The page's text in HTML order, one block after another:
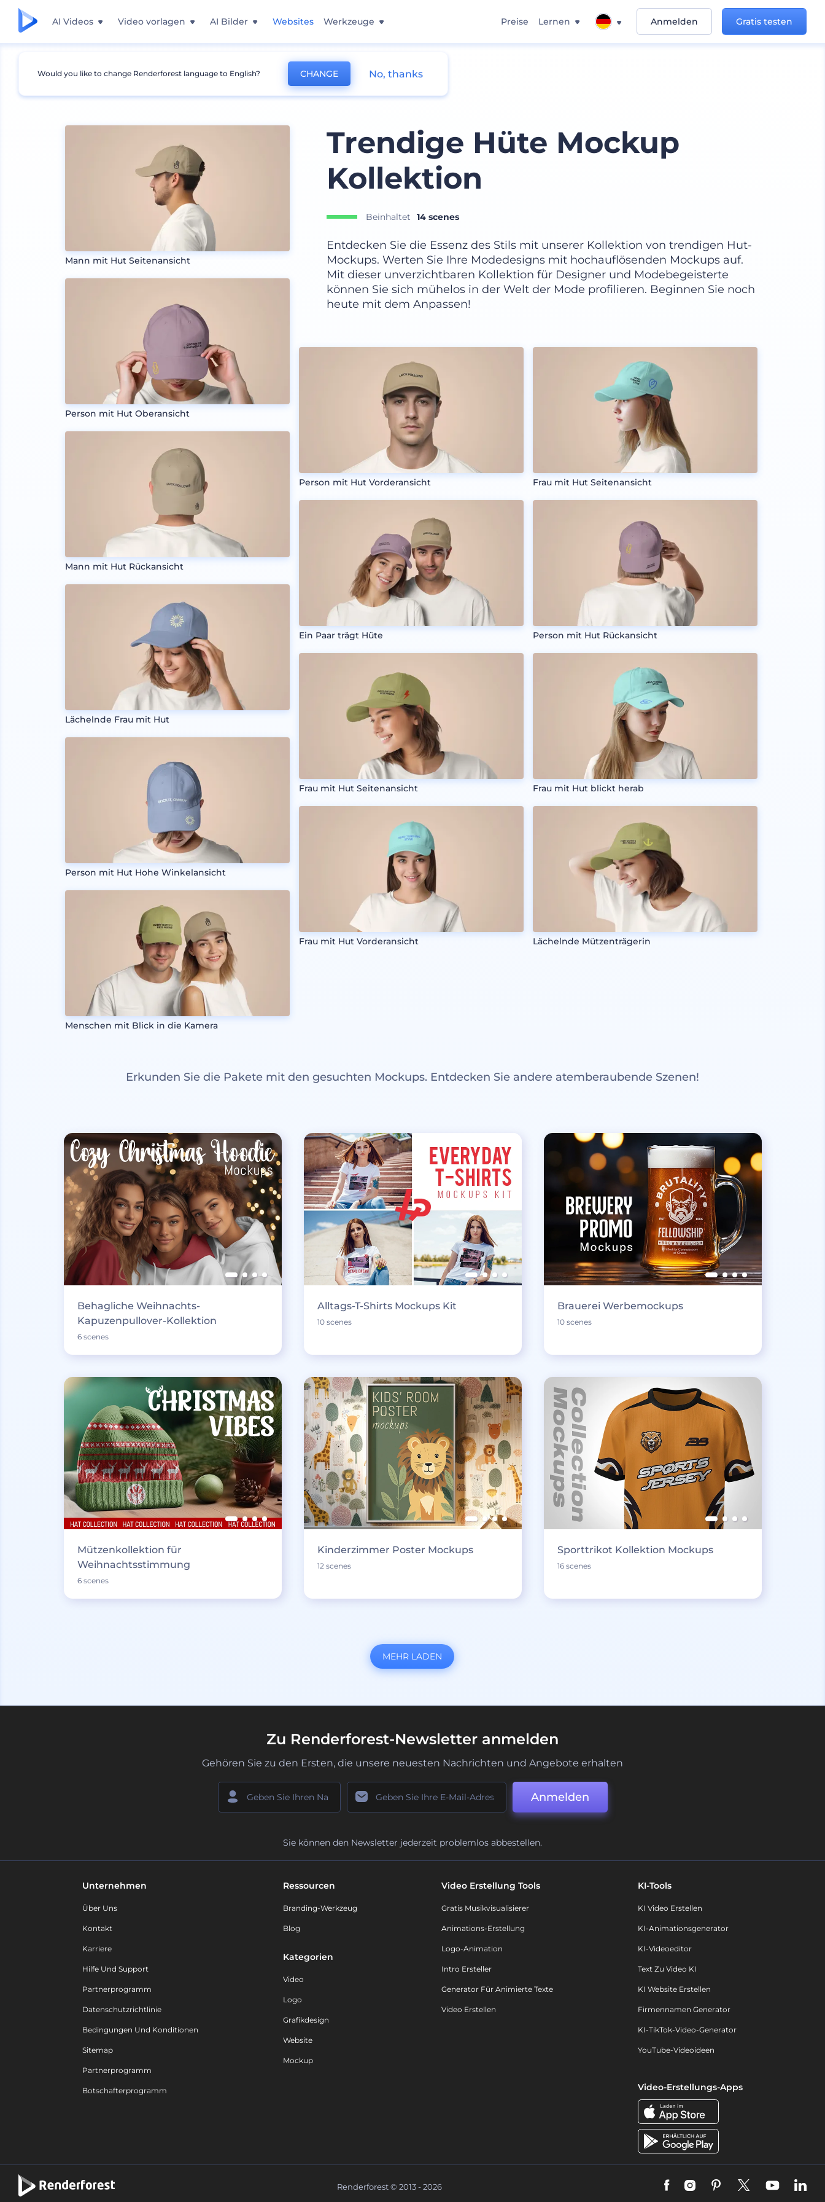
AI Videos Video vorlagen AI Bilder Websites Werkzeuge Preise Lernen Anmelden Gratis testen
Mockups Bekleidung Hut Mockup
Mann mit Hut Seitenansicht
Person mit Hut Oberansicht
Mann mit Hut Rückansicht
Lächelnde Frau mit Hut
Person mit Hut Hohe Winkelansicht
Menschen mit Blick in die Kamera
Trendige Hüte Mockup
Kollektion
Beinhaltet 14 scenes
Entdecken Sie die Essenz des Stils mit unserer Kollektion von trendigen Hut-
Mockups. Werten Sie Ihre Modedesigns mit hochauflösenden Mockups auf.
Mit dieser unverzichtbaren Kollektion für Designer und Modebegeisterte
können Sie sich mühelos in der Welt der Mode profilieren. Beginnen Sie noch
heute mit dem Anpassen!
Person mit Hut Vorderansicht
Ein Paar trägt Hüte
Frau mit Hut Seitenansicht
Frau mit Hut Vorderansicht
Frau mit Hut Seitenansicht
Person mit Hut Rückansicht
Frau mit Hut blickt herab
Lächelnde Mützenträgerin
Erkunden Sie die Pakete mit den gesuchten Mockups. Entdecken Sie andere atemberaubende Szenen!
Behagliche Weihnachts-
Kapuzenpullover-Kollektion
6 scenes
Alltags-T-Shirts Mockups Kit
10 scenes
Brauerei Werbemockups
10 scenes
Mützenkollektion für
Weihnachtsstimmung
6 scenes
Kinderzimmer Poster Mockups
12 scenes
Sporttrikot Kollektion Mockups
16 scenes
MEHR LADEN
Zu Renderforest-Newsletter anmelden
Gehören Sie zu den Ersten, die unsere neuesten Nachrichten und Angebote erhalten
Anmelden
Sie können den Newsletter jederzeit problemlos abbestellen.
Unternehmen
Über Uns
Kontakt
Karriere
Hilfe Und Support
Partnerprogramm
Datenschutzrichtlinie
Bedingungen Und Konditionen
Sitemap
Partnerprogramm
Botschafterprogramm
Ressourcen
Branding-Werkzeug
Blog
Kategorien
Video
Logo
Grafikdesign
Website
Mockup
Video Erstellung Tools
Gratis Musikvisualisierer
Animations-Erstellung
Logo-Animation
Intro Ersteller
Generator Für Animierte Texte
Video Erstellen
KI-Tools
KI Video Erstellen
KI-Animationsgenerator
KI-Videoeditor
Text Zu Video KI
KI Website Erstellen
Firmennamen Generator
KI-TikTok-Video-Generator
YouTube-Videoideen
Video-Erstellungs-Apps
Renderforest © 2013 - 2026
Would you like to change Renderforest language to English? CHANGE No, thanks